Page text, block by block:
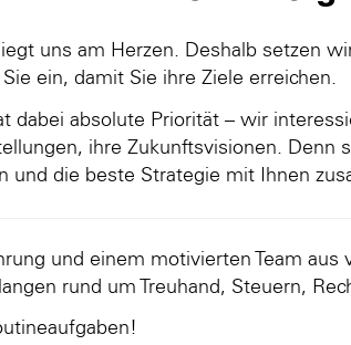
uns am Herzen. Deshalb setzen
ein, damit Sie ihre Ziele erreichen.
dabei absolute Priorität – wir
ihre Zukunftsvisionen. Denn
und die beste Strategie mit Ihnen
und einem motivierten Team aus
rund um Treuhand, Steuern,